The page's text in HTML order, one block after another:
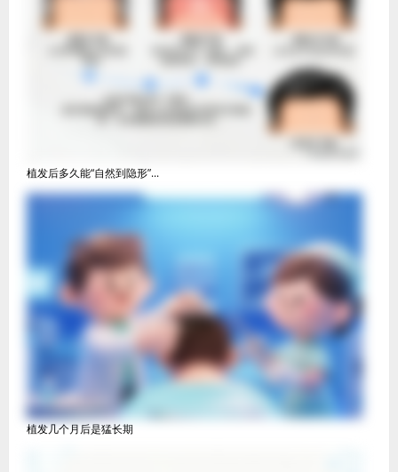
植发后多久能“自然到隐形”...
植发几个月后是猛长期